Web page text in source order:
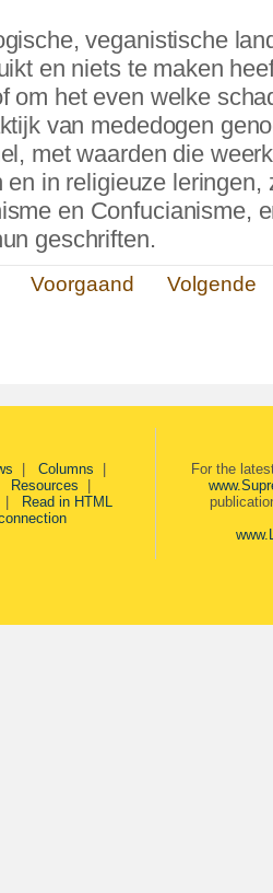
veganistische
en niets te maken
om het even welke
van mededogen
met waarden die
en in religieuze leringen,
en Confucianisme,
geschriften.
Voorgaand Volgende
Columns
Resources
Read in HTML
For the